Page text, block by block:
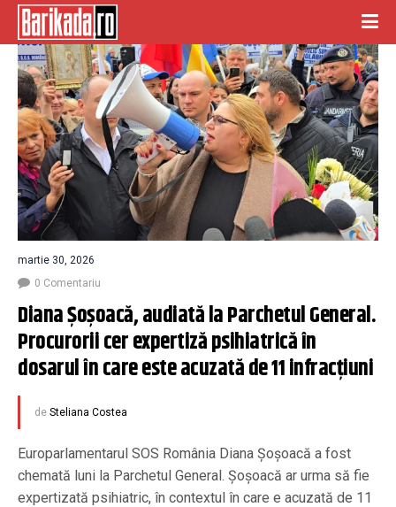
martie 30, 2026
0 Comentariu
Diana Șoșoacă, audiată la Parchetul General.
Procurorii cer expertiză psihiatrică în
dosarul în care este acuzată de 11 infracțiuni
de Steliana Costea
Europarlamentarul SOS România Diana Șoșoacă a fost
chemată luni la Parchetul General. Șoșoacă ar urma să fie
expertizată psihiatric, în contextul în care e acuzată de 11